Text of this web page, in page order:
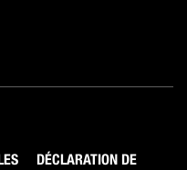
DÉCLARATION DE